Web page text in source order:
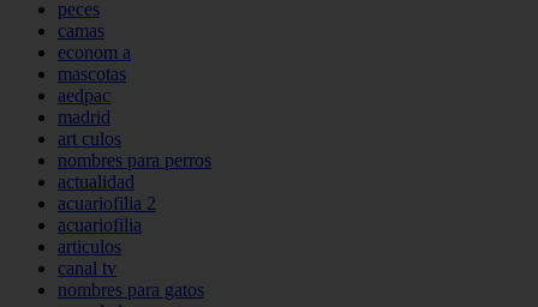
peces
camas
econom a
mascotas
aedpac
madrid
art culos
nombres para perros
actualidad
acuariofilia 2
acuariofilia
articulos
canal tv
nombres para gatos